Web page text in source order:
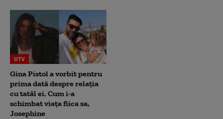
UTV
Gina Pistol a vorbit pentru
prima dată despre relația
cu tatăl ei. Cum i-a
schimbat viața fiica sa,
Josephine